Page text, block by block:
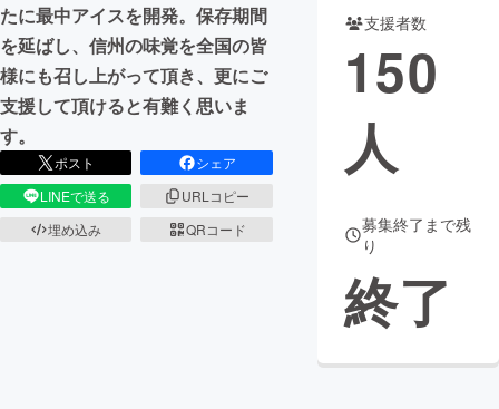
たに最中アイスを開発。保存期間
を延ばし、信州の味覚を全国の皆
様にも召し上がって頂き、更にご
支援して頂けると有難く思いま
す。
ポスト
シェア
LINEで送る
URLコピー
埋め込み
QRコード
支援者数
150
人
募集終了まで残
り
終了